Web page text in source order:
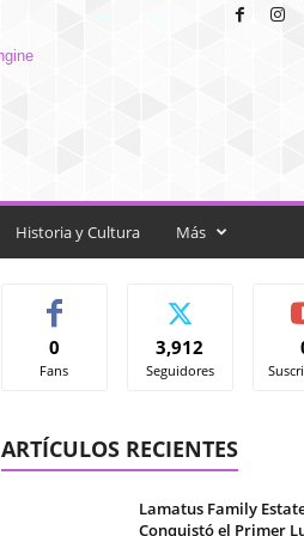
Historia y Cultura Más
0
Fans
3,912
Seguidores
ARTÍCULOS RECIENTES
Lamatus Family
Conquistó el Primer